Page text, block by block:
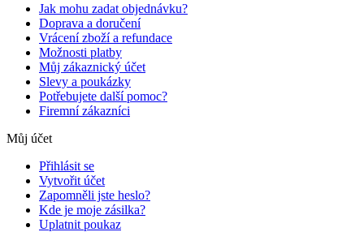
Jak mohu zadat objednávku?
Doprava a doručení
Vrácení zboží a refundace
Možnosti platby
Můj zákaznický účet
Slevy a poukázky
Potřebujete další pomoc?
Firemní zákazníci
Můj účet
Přihlásit se
Vytvořit účet
Zapomněli jste heslo?
Kde je moje zásilka?
Uplatnit poukaz